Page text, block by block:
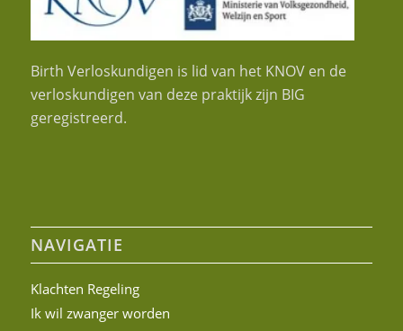
Birth Verloskundigen is lid van het KNOV en de
verloskundigen van deze praktijk zijn BIG
geregistreerd.
NAVIGATIE
Klachten Regeling
Ik wil zwanger worden